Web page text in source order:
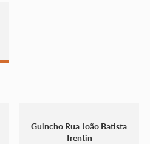
Guincho Rua João Batista
Trentin